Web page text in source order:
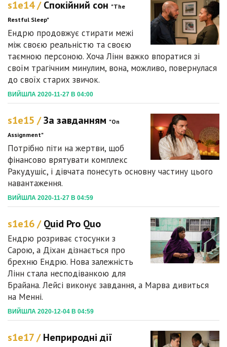
s1e14 /Спокійний сон "The
Restful Sleep"
Ендрю продовжує стирати межі
між своєю реальністю та своєю
таємною персоною. Хоча Лінн важко впоратися зі
своїм трагічним минулим, вона, можливо, повернулася
до своїх старих звичок.
ВИЙШЛА 2020-11-27 В 04:00
s1e15 /За завданням "On
Assignment"
Потрібно піти на жертви, щоб
фінансово врятувати комплекс
Ракудушіс, і дівчата понесуть основну частину цього
навантаження.
ВИЙШЛА 2020-11-27 В 04:59
s1e16 /Quid Pro Quo
Ендрю розриває стосунки з
Сарою, а Діхан дізнається про
брехню Ендрю. Нова залежність
Лінн стала несподіванкою для
Брайана. Лейсі виконує завдання, а Марва дивиться
на Менні.
ВИЙШЛА 2020-12-04 В 04:59
s1e17 /Неприродні дії